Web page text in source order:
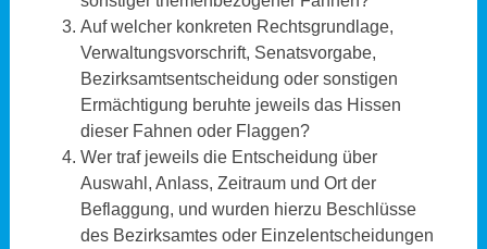
Auf welcher konkreten Rechtsgrundlage,
Verwaltungsvorschrift, Senatsvorgabe,
Bezirksamtsentscheidung oder sonstigen
Ermächtigung beruhte jeweils das Hissen
dieser Fahnen oder Flaggen?
Wer traf jeweils die Entscheidung über
Auswahl, Anlass, Zeitraum und Ort der
Beflaggung, und wurden hierzu Beschlüsse
des Bezirksamtes oder Einzelentscheidungen